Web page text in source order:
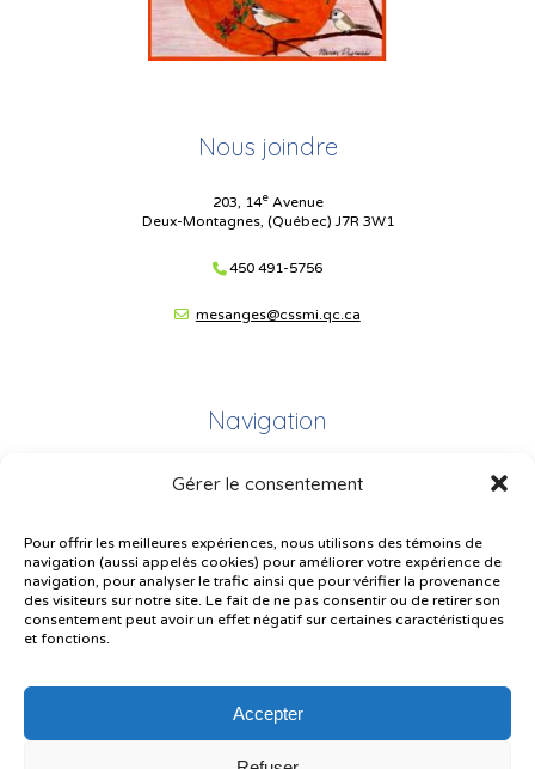
Gérer le consentement
Pour offrir les meilleures expériences, nous utilisons des témoins de
navigation (aussi appelés cookies) pour améliorer votre expérience de
navigation, pour analyser le trafic ainsi que pour vérifier la provenance
des visiteurs sur notre site. Le fait de ne pas consentir ou de retirer son
consentement peut avoir un effet négatif sur certaines caractéristiques
et fonctions.
Accepter
Nous joindre
203, 14eAvenue
Deux-Montagnes, (Québec) J7R 3W1
450 491-5756
mesanges@cssmi.qc.ca
Navigation
Plan du site
Plainte – service à l’élève
Politique de confidentialité